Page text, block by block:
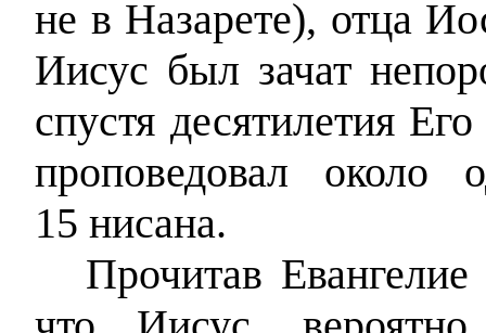
не в Назарете), отца
Иисус был зачат
спустя десятилетия
проповедовал
15 нисана.
Прочитав